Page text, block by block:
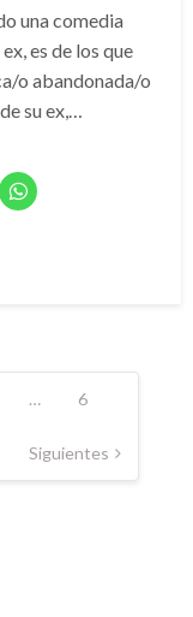
una comedia
es de los que
o abandonada/o
su ex,…
… 6
Siguientes